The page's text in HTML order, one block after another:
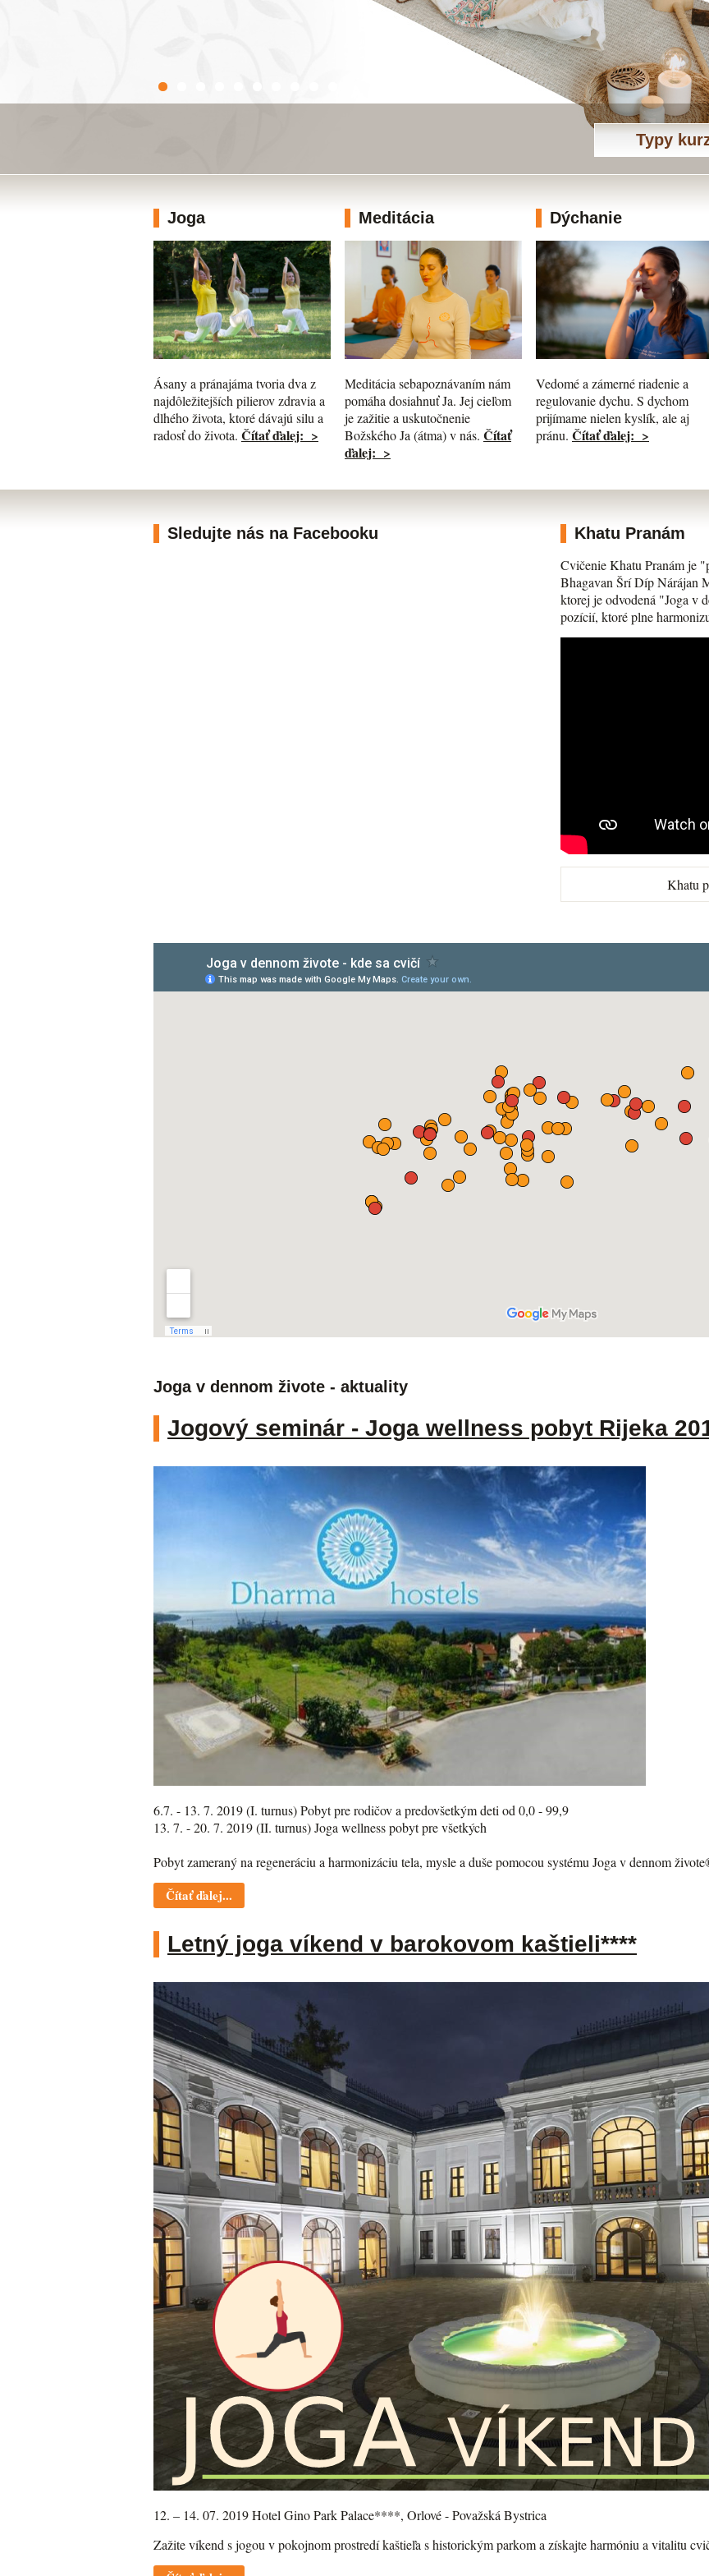
Typy
Joga
Ásany a pránajáma tvoria dva z
najdôležitejších pilierov zdravia a
dlhého života, ktoré dávajú silu a
radosť do života. Čítať ďalej: >
Meditácia
Meditácia sebapoznávaním nám
pomáha dosiahnuť Ja. Jej cieľom
je zažitie a uskutočnenie
Božského Ja (átma) v nás. Čítať
ďalej: >
Dýchanie
Vedomé a zámerné riadenie a
regulovanie dychu. S dychom
prijímame nielen kyslík, ale aj
pránu. Čítať ďalej: >
Sledujte nás na Facebooku Khatu Pranám
Cvičenie Khatu Pranám je
Bhagavan Šrí Díp Nárájan
ktorej je odvodená "Joga v
pozícií, ktoré plne
Khatu
Joga v dennom živote - aktuality
Jogový seminár - Joga wellness pobyt Rijeka
6.7. - 13. 7. 2019 (I. turnus) Pobyt pre rodičov a predovšetkým deti od 0,0 - 99,9
13. 7. - 20. 7. 2019 (II. turnus) Joga wellness pobyt pre všetkých
Pobyt zameraný na regeneráciu a harmonizáciu tela, mysle a duše pomocou systému Joga v dennom
Čítať ďalej...
Letný joga víkend v barokovom kaštieli****
12. – 14. 07. 2019 Hotel Gino Park Palace****, Orlové - Považská Bystrica
Zažite víkend s jogou v pokojnom prostredí kaštieľa s historickým parkom a získajte harmóniu a vitalitu